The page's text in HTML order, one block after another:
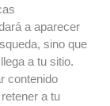
a aparecer
sino que
a tu sitio.
contenido
a tu